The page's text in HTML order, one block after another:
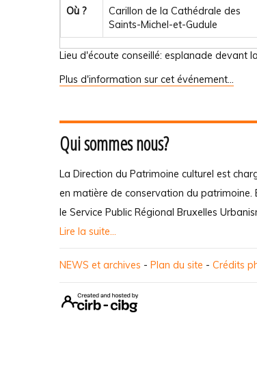
Où ?
Carillon de la Cathédrale des
Saints-Michel-et-Gudule
Lieu d'écoute conseillé: esplanade devant
Plus d'information sur cet événement…
Qui sommes nous?
La Direction du Patrimoine culturel est
en matière de conservation du patrimoine.
le Service Public Régional Bruxelles
Lire la suite...
NEWS et archives - Plan du site - Crédits